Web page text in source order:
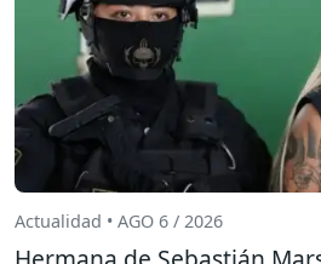
Actualidad • AGO 6 / 2026